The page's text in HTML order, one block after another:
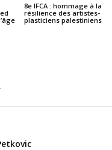
8e IFCA : hommage à la
résilience des artistes-
plasticiens palestiniens